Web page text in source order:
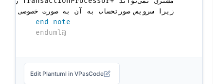
زیرا سرویس صورتحساب به آن به صورت خصوصی
end note
Edit Plantuml in VPasCode